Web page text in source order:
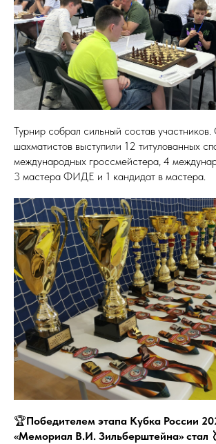
Турнир собрал сильный состав
шахматистов выступили 12 титулованных
международных гроссмейстера, 4
3 мастера ФИДЕ и 1 кандидат в мастера.
🏆Победителем этапа Кубка России
«Мемориал В.И. Зильберштейна» стал